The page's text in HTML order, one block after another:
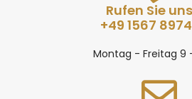
Rufen Sie
+49 1567
Montag - Freitag 9